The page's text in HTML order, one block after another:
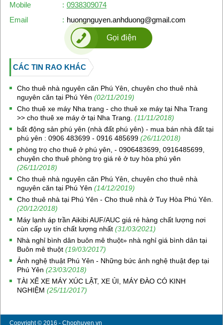
Mobile
: 0938309074
Email
: huongnguyen.anhduong@gmail.com
Gọi điện
CÁC TIN RAO KHÁC
Cho thuê nhà nguyên căn Phú Yên, chuyên cho thuê nhà
nguyên căn tại Phú Yên (02/11/2019)
Cho thuê xe máy Nha trang - cho thuê xe máy tại Nha Trang
>> cho thuê xe máy ở tại Nha Trang. (11/11/2018)
bất động sản phú yên (nhà đất phú yên) - mua bán nhà đất tại
phú yên : 0906 483699 - 0916 485699 (26/11/2018)
phòng trọ cho thuê ở phú yên, - 0906483699, 0916485699,
chuyên cho thuê phòng trọ giá rẻ ở tuy hòa phú yên
(26/11/2018)
Cho thuê nhà nguyên căn Phú Yên, chuyên cho thuê nhà
nguyên căn tại Phú Yên (14/12/2019)
Cho thuê nhà tại Phú Yên - Cho thuê nhà ở Tuy Hòa Phú Yên.
(20/12/2018)
Máy lạnh áp trần Aikibi AUF/AUC giá rẻ hàng chất lượng nơi
cùn cấp uy tín chất lượng nhất (31/03/2021)
Nhà nghỉ bình dân buôn mê thuột» nhà nghỉ giá bình dân tại
Buôn mê thuột (19/03/2017)
Ảnh nghệ thuật Phú Yên - Những bức ảnh nghệ thuật đẹp tại
Phú Yên (23/03/2018)
TÀI XẾ XE MÁY XÚC LẬT, XE ỦI, MÁY ĐÀO CÓ KINH
NGHIỆM (25/11/2017)
Copyright © 2016 - Chophuyen.vn